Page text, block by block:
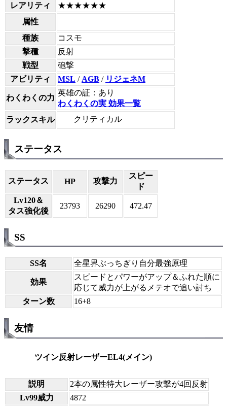
レアリティ
★★★★★★
属性
種族
コスモ
撃種
反射
戦型
砲撃
アビリティ
MSL / AGB / リジェネM
わくわくの力
英雄の証：あり
わくわくの実 効果一覧
ラックスキル
クリティカル
ステータス
ステータス HP 攻撃力
スピー
ド
Lv120＆
タス強化後
23793 26290 472.47
SS
SS名 全星界ぶっちぎり自分最強原理
効果
スピードとパワーがアップ＆ふれた順に
応じて威力が上がるメテオで追い討ち
ターン数
16+8
友情
ツイン反射レーザーEL4(メイン)
説明
2本の属性特大レーザー攻撃が4回反射
Lv99威力
4872